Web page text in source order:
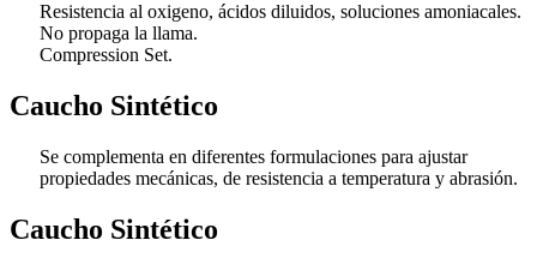
Resistencia al oxigeno, ácidos diluidos, soluciones amoniacales.
No propaga la llama.
Compression Set.
Caucho Sintético
Se complementa en diferentes formulaciones para ajustar
propiedades mecánicas, de resistencia a temperatura y abrasión.
Caucho Sintético